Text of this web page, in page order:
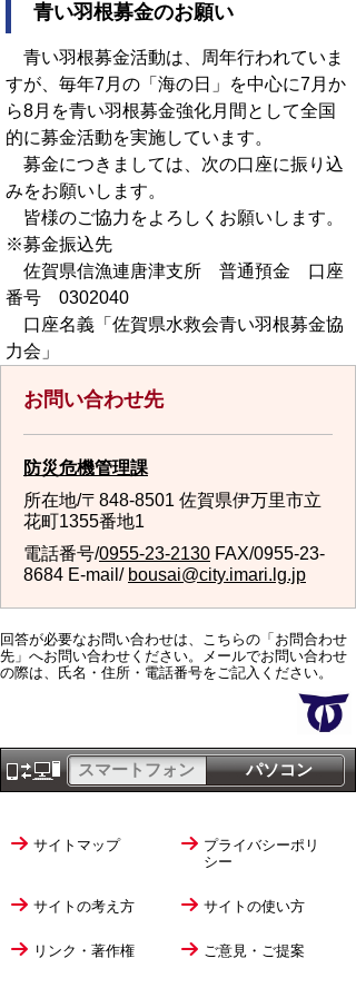
青い羽根募金のお願い
青い羽根募金活動は、周年行われていま
すが、毎年7月の「海の日」を中心に7月か
ら8月を青い羽根募金強化月間として全国
的に募金活動を実施しています。
募金につきましては、次の口座に振り込
みをお願いします。
皆様のご協力をよろしくお願いします。
※募金振込先
佐賀県信漁連唐津支所 普通預金 口座
番号 0302040
口座名義「佐賀県水救会青い羽根募金協
力会」
お問い合わせ先
防災危機管理課
所在地/〒848-8501 佐賀県伊万里市立
花町1355番地1
電話番号/0955-23-2130 FAX/0955-23-
8684 E-mail/ bousai@city.imari.lg.jp
回答が必要なお問い合わせは、こちらの「お問合わせ
先」へお問い合わせください。メールでお問い合わせ
の際は、氏名・住所・電話番号をご記入ください。
パソコン
スマートフォン
サイトマップ
プライバシーポリ
シー
サイトの考え方 サイトの使い方
リンク・著作権 ご意見・ご提案